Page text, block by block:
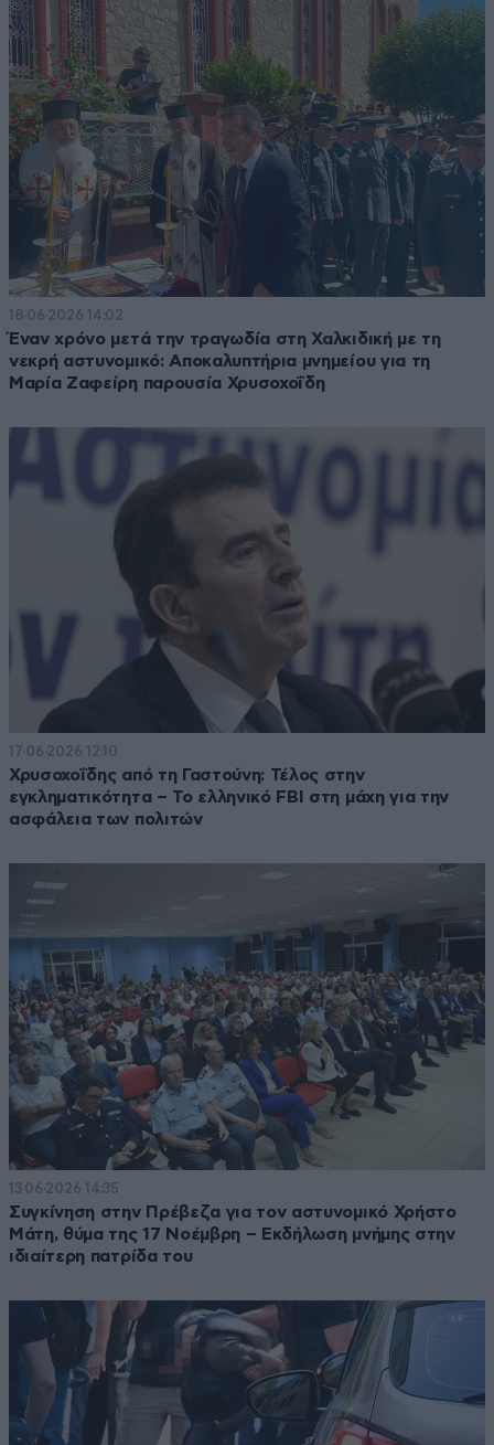
18·06·2026 14:02
Έναν χρόνο μετά την τραγωδία στη Χαλκιδική με τη
νεκρή αστυνομικό: Αποκαλυπτήρια μνημείου για τη
Μαρία Ζαφείρη παρουσία Χρυσοχοΐδη
17·06·2026 12:10
Χρυσοχοΐδης από τη Γαστούνη: Τέλος στην
εγκληματικότητα – Το ελληνικό FBI στη μάχη για την
ασφάλεια των πολιτών
13·06·2026 14:35
Συγκίνηση στην Πρέβεζα για τον αστυνομικό Χρήστο
Μάτη, θύμα της 17 Νοέμβρη – Εκδήλωση μνήμης στην
ιδιαίτερη πατρίδα του